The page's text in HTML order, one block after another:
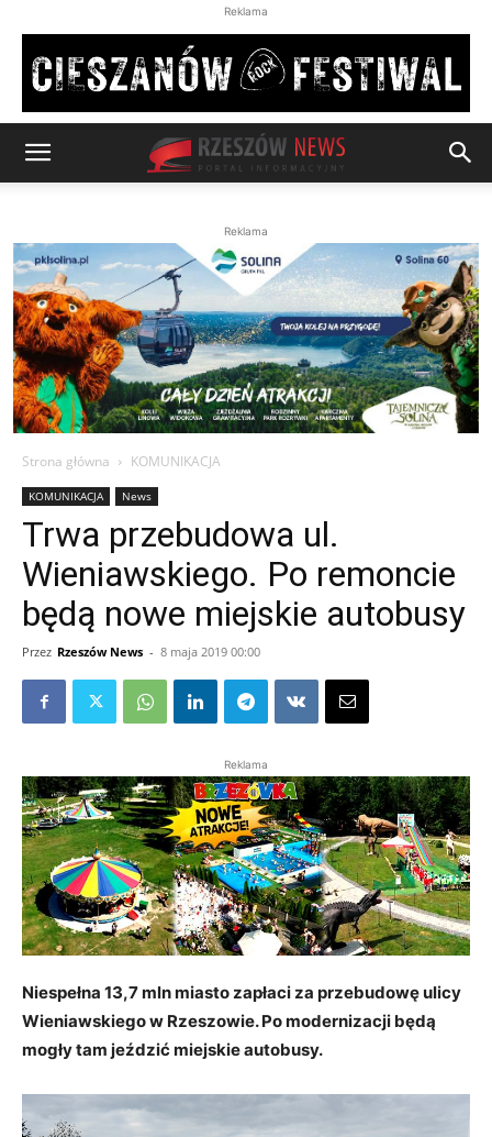
Reklama
Reklama
Strona główna KOMUNIKACJA
KOMUNIKACJA News
Trwa przebudowa ul.
Wieniawskiego. Po remoncie
będą nowe miejskie autobusy
Przez Rzeszów News - 8 maja 2019 00:00
Reklama
Niespełna 13,7 mln miasto zapłaci za przebudowę ulicy
Wieniawskiego w Rzeszowie. Po modernizacji będą
mogły tam jeździć miejskie autobusy.